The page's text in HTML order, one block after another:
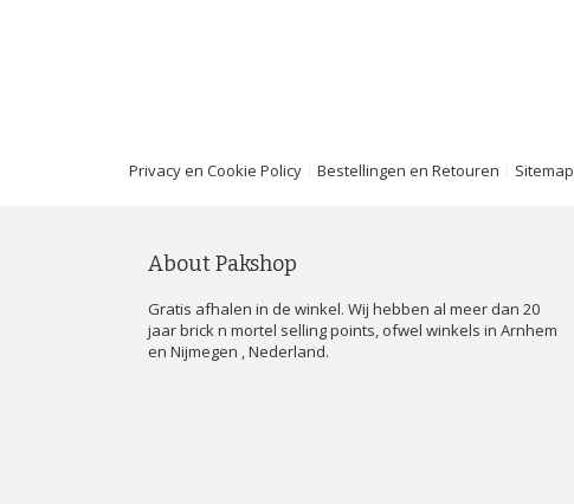
Privacy en Cookie Policy Bestellingen en Retouren Sitemap
About Pakshop
Gratis afhalen in de winkel. Wij hebben al meer dan 20
jaar brick n mortel selling points, ofwel winkels in Arnhem
en Nijmegen , Nederland.